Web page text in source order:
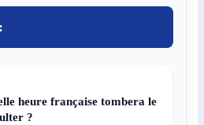
heure française tombera le
?